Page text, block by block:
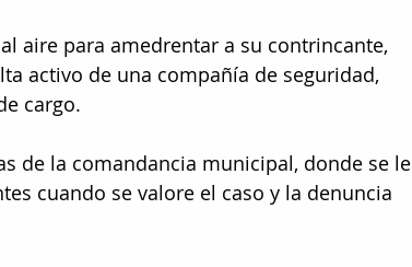
aire para amedrentar a su contrincante,
activo de una compañía de seguridad,
cargo.
de la comandancia municipal, donde se le
cuando se valore el caso y la denuncia